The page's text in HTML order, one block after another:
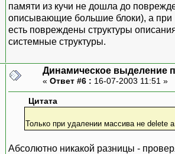
памяти из кучи не дошла до
описывающие большие блоки), а при
есть повреждены структуры
системные структуры.
Динамическое выделение
« Ответ #6 : 16-07-2003 11:51 »
Цитата
Только при удалении массива не delete
Абсолютно никакой разницы -